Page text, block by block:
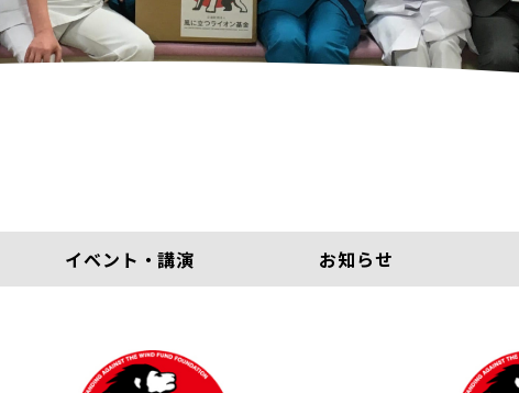
イベント・講演 お知らせ